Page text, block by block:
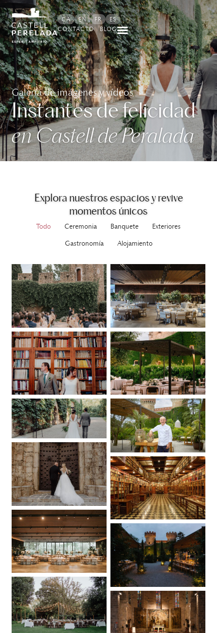
contenido
CA EN FR
ES
CONTACTO
BLOG
Galería de imágenes y vídeos
Instantes de felicidad
en Castell de Peralada
Explora nuestros espacios y revive
momentos únicos
Todo Ceremonia Banquete Exteriores
Gastronomía Alojamiento